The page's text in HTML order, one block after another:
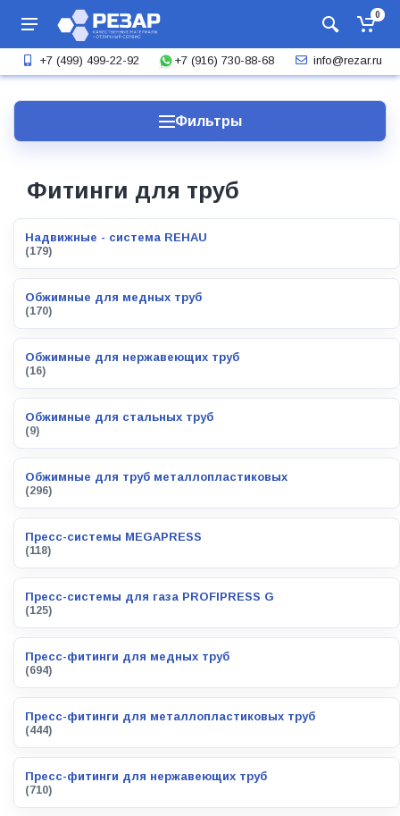
0
+7 (499) 499-22-92 +7 (916) 730-88-68 info@rezar.ru
Фильтры
Фитинги для труб
Надвижные - система REHAU
(179)
Обжимные для медных труб
(170)
Обжимные для нержавеющих труб
(16)
Обжимные для стальных труб
(9)
Обжимные для труб металлопластиковых
(296)
Пресс-системы MEGAPRESS
(118)
Пресс-системы для газа PROFIPRESS G
(125)
Пресс-фитинги для медных труб
(694)
Пресс-фитинги для металлопластиковых труб
(444)
Пресс-фитинги для нержавеющих труб
(710)